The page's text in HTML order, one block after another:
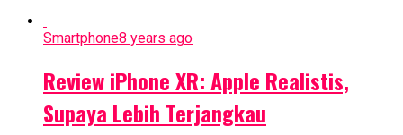
Smartphone8 years ago
Review iPhone XR: Apple Realistis,
Supaya Lebih Terjangkau